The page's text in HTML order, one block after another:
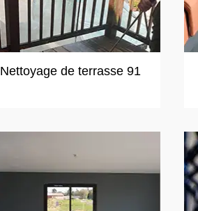
Nettoyage de terrasse 91